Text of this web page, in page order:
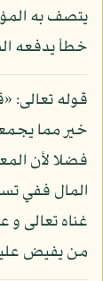
يتصف به
خطأ يدفعه
قوله تعالى:
خير مما
فضلا لأن
المال ففي
غناه تعالى و
من يفيض